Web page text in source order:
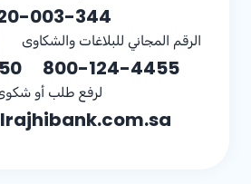
003-344
الرقم المجاني للبلاغات والشكاوى
800-124-4455
لرفع طلب أو